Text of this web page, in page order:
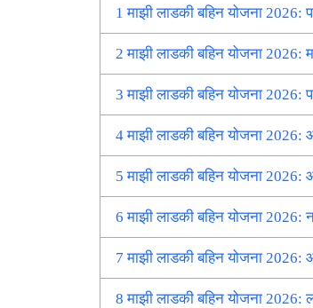
1 माझी लाडकी बहिन योजना 2026:
2 माझी लाडकी बहिन योजना 2026:
3 माझी लाडकी बहिन योजना 2026:
4माझी लाडकी बहिन योजना
5 माझी लाडकी बहिन योजना
6 माझी लाडकी बहिन योजना 2026:
7 माझी लाडकी बहिन योजना
8 माझी लाडकी बहिन योजना 2026: